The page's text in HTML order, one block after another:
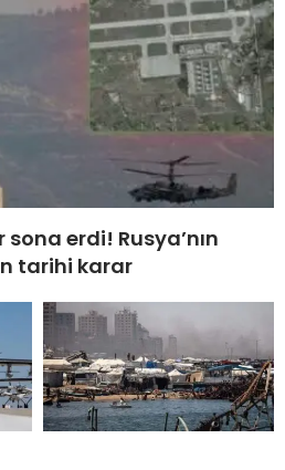
sona erdi! Rusya’nın
tarihi karar